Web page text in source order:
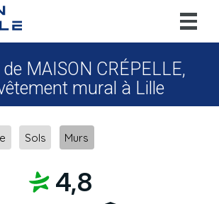
MAISON CRÉPELLE,
mural à Lille
Sols Murs
4,8